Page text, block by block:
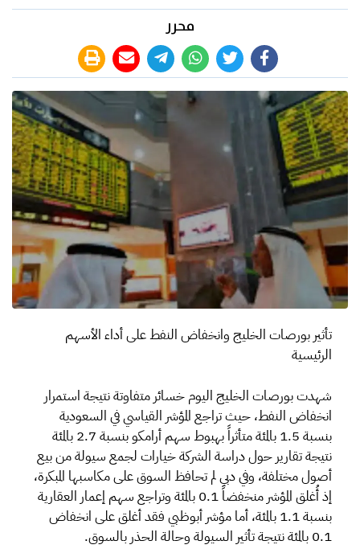
محرر
تأثير بورصات الخليج وانخفاض النفط على أداء الأسهم
الرئيسية
شهدت بورصات الخليج اليوم خسائر متفاوتة نتيجة استمرار
انخفاض النفط، حيث تراجع المؤشر القياسي في السعودية
بنسبة 1.5 بالمئة متأثراً بهبوط سهم أرامكو بنسبة 2.7 بالمئة
نتيجة تقارير حول دراسة الشركة خيارات لجمع سيولة من بيع
أصول مختلفة، وفي دبي لم تحافظ السوق على مكاسبها المبكرة،
إذ أُغلق المؤشر منخفضاً 0.1 بالمئة وتراجع سهم إعمار العقارية
بنسبة 1.1 بالمئة، أما مؤشر أبوظبي فقد أغلق على انخفاض
0.1 بالمئة نتيجة تأثير السيولة وحالة الحذر بالسوق.